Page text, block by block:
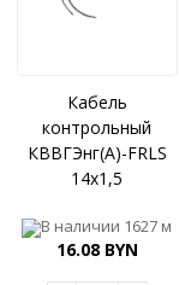
Кабель
контрольный
КВВГЭнг(A)-FRLS
14x1,5
В наличии 1627 м
16.08 BYN